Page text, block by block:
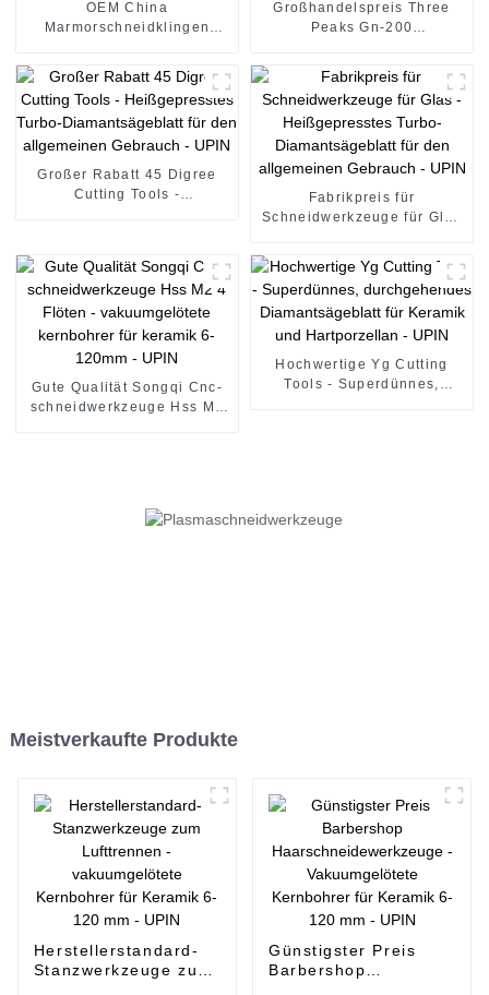
OEM China
Marmorschneidklingen
vakuumgelötete Kernbohrer
für Keramik 6-120 mm -
UPIN
Großhandelspreis Three
Peaks Gn-200
Kernbohrer für Keramik 6-
120 mm - UPIN
Großer Rabatt 45 Digree
Cutting Tools -
UPIN
Fabrikpreis für
Schneidwerkzeuge für Glas
allgemeinen Gebrauch -
UPIN
Gute Qualität Songqi Cnc-
schneidwerkzeuge Hss M2
Hochwertige Yg Cutting
Tools - Superdünnes,
Meistverkaufte Produkte
Herstellerstandard-
Stanzwerkzeuge zum
Günstigster Preis
Barbershop